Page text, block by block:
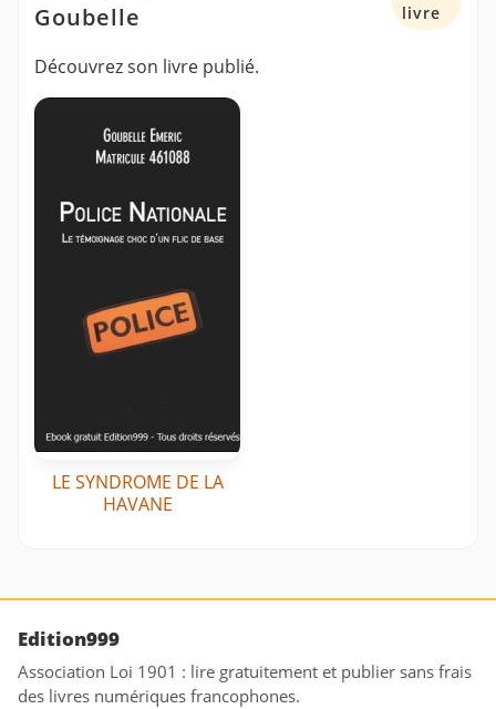
Goubelle
livre
Découvrez son livre publié.
LE SYNDROME DE LA
HAVANE
Edition999
Association Loi 1901 : lire gratuitement et publier sans frais
des livres numériques francophones.